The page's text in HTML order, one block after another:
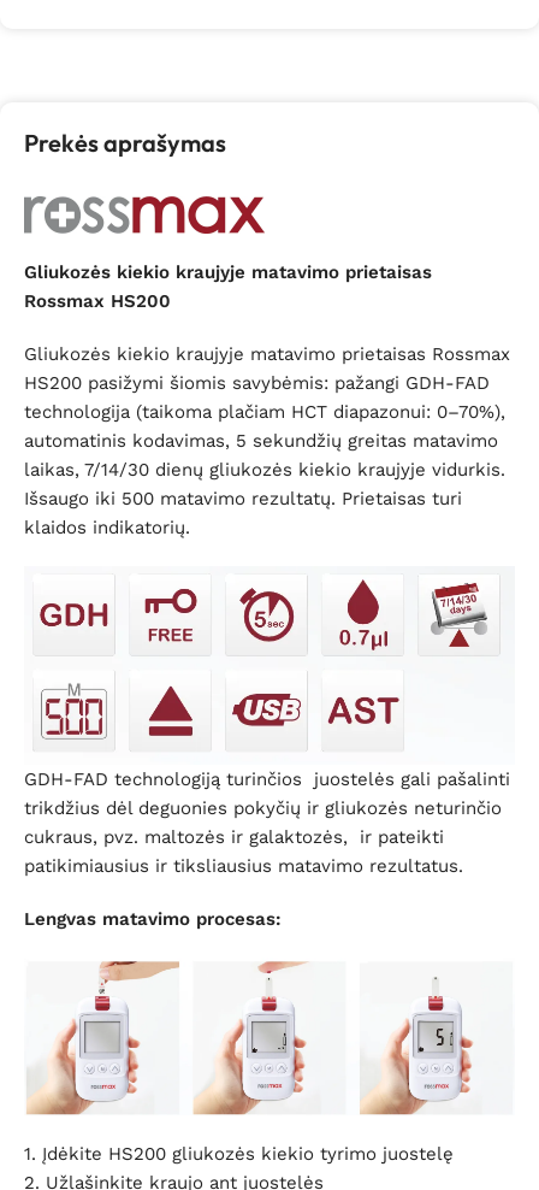
Prekės aprašymas
Gliukozės kiekio kraujyje matavimo prietaisas
Rossmax HS200
Gliukozės kiekio kraujyje matavimo prietaisas Rossmax
HS200 pasižymi šiomis savybėmis: pažangi GDH-FAD
technologija (taikoma plačiam HCT diapazonui: 0–70%),
automatinis kodavimas, 5 sekundžių greitas matavimo
laikas, 7/14/30 dienų gliukozės kiekio kraujyje vidurkis.
Išsaugo iki 500 matavimo rezultatų. Prietaisas turi
klaidos indikatorių.
GDH-FAD technologiją turinčios juostelės gali pašalinti
trikdžius dėl deguonies pokyčių ir gliukozės neturinčio
cukraus, pvz. maltozės ir galaktozės, ir pateikti
patikimiausius ir tiksliausius matavimo rezultatus.
Lengvas matavimo procesas:
1. Įdėkite HS200 gliukozės kiekio tyrimo juostelę
2. Užlašinkite kraujo ant juostelės